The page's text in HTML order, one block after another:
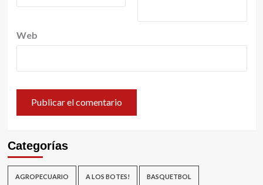
Web
Categorías
AGROPECUARIO A LOS BOTES! BASQUETBOL